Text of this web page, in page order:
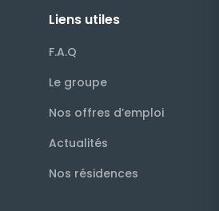
Liens utiles
F.A.Q
Le groupe
Nos offres d’emploi
Actualités
Nos résidences